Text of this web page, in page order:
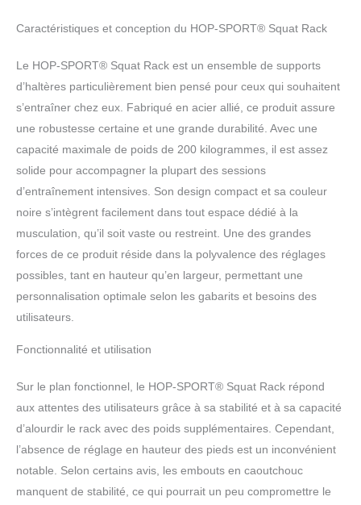
vos entraînements, vous permettant de poser la
assistant. Rack de rangement intégré pour les
poids: Ce modèle est équipé de deux tiges de
rangement pour disques de poids, offrant un
stabilité du support pendant l'entraînement.
Construction robuste et durable: Fabriqué avec
des profilés en acier de 50x50 mm et un
revêtement en poudre résistant à la rouille et à
l'usure, ce support d'haltères vous garantit des
années d'utilisation sans compromis sur la
qualité.
Caractéristiques et conception du HOP-SPORT® Squat Rack
Le HOP-SPORT® Squat Rack est un ensemble de supports
d’haltères particulièrement bien pensé pour ceux qui souhaitent
s’entraîner chez eux. Fabriqué en acier allié, ce produit assure
une robustesse certaine et une grande durabilité. Avec une
capacité maximale de poids de 200 kilogrammes, il est assez
solide pour accompagner la plupart des sessions
d’entraînement intensives. Son design compact et sa couleur
noire s’intègrent facilement dans tout espace dédié à la
musculation, qu’il soit vaste ou restreint. Une des grandes
forces de ce produit réside dans la polyvalence des réglages
possibles, tant en hauteur qu’en largeur, permettant une
personnalisation optimale selon les gabarits et besoins des
utilisateurs.
Fonctionnalité et utilisation
Sur le plan fonctionnel, le HOP-SPORT® Squat Rack répond
aux attentes des utilisateurs grâce à sa stabilité et à sa capacité
d’alourdir le rack avec des poids supplémentaires. Cependant,
l’absence de réglage en hauteur des pieds est un inconvénient
notable. Selon certains avis, les embouts en caoutchouc
manquent de stabilité, ce qui pourrait un peu compromettre le